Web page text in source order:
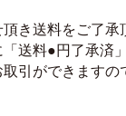
き送料をご了承
送料●円了承済
引ができますの